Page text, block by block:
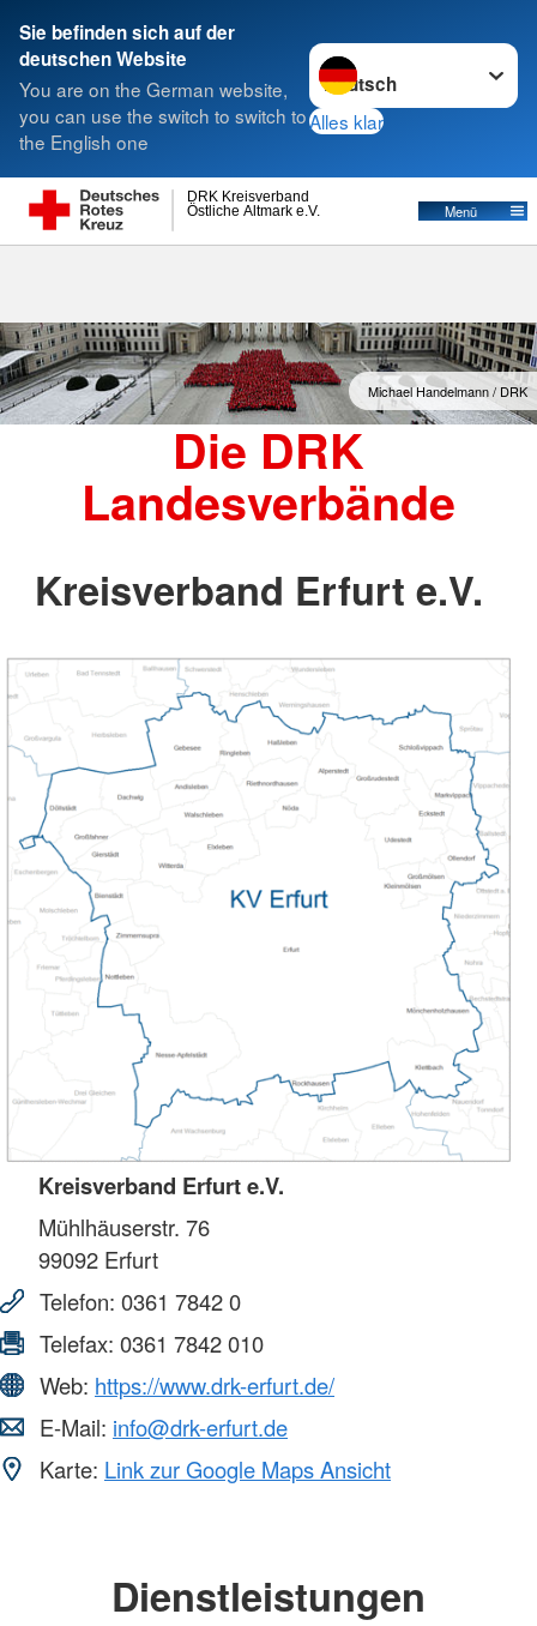
Sie befinden sich auf der
deutschen Website
You are on the German website,
you can use the switch to switch to
the English one
Sprache wechseln zu
Alles klar
Östliche Altmark e.V.
DRK Kreisverband
Menü
Suche
Landesverbände
Michael Handelmann / DRK
Die DRK
Landesverbände
Kreisverband Erfurt e.V.
Kreisverband Erfurt e.V.
Mühlhäuserstr. 76
99092 Erfurt
Telefon: 0361 7842 0
Telefax: 0361 7842 010
Web: https://www.drk-erfurt.de/
E-Mail: info@drk-erfurt.de
Karte: Link zur Google Maps Ansicht
Dienstleistungen